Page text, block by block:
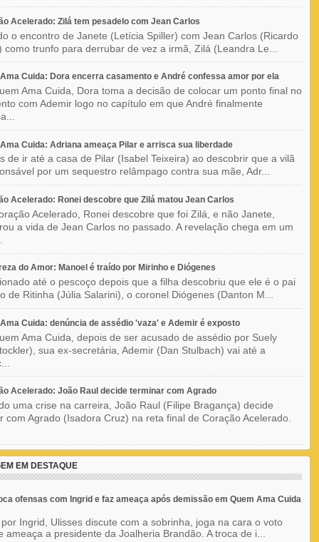
Acelerado: Zilá tem pesadelo com Jean Carlos
o encontro de Janete (Letícia Spiller) com Jean Carlos (Ricardo
como trunfo para derrubar de vez a irmã, Zilá (Leandra Le...
Cuida: Dora encerra casamento e André confessa amor por ela
Ama Cuida, Dora toma a decisão de colocar um ponto final no
com Ademir logo no capítulo em que André finalmente
Cuida: Adriana ameaça Pilar e arrisca sua liberdade
de ir até a casa de Pilar (Isabel Teixeira) ao descobrir que a vilã
por um sequestro relâmpago contra sua mãe, Adr...
Acelerado: Ronei descobre que Zilá matou Jean Carlos
Acelerado, Ronei descobre que foi Zilá, e não Janete,
a vida de Jean Carlos no passado. A revelação chega em um
do Amor: Manoel é traído por Mirinho e Diógenes
até o pescoço depois que a filha descobriu que ele é o pai
de Ritinha (Júlia Salarini), o coronel Diógenes (Danton M...
Cuida: denúncia de assédio 'vaza' e Ademir é exposto
Ama Cuida, depois de ser acusado de assédio por Suely
sua ex-secretária, Ademir (Dan Stulbach) vai até a
Acelerado: João Raul decide terminar com Agrado
uma crise na carreira, João Raul (Filipe Bragança) decide
com Agrado (Isadora Cruz) na reta final de Coração Acelerado.
EM DESTAQUE
ofensas com Ingrid e faz ameaça após demissão em Quem Ama Cuida
Ingrid, Ulisses discute com a sobrinha, joga na cara o voto
ameaça a presidente da Joalheria Brandão. A troca de i...